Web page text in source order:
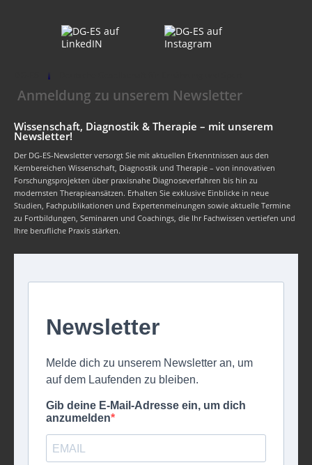
Anmeldung zu unserem Newsletter
Wissenschaft, Diagnostik & Therapie – mit unserem
Newsletter!
Der DG-ES-Newsletter versorgt Sie mit aktuellen Erkenntnissen aus den
Kernbereichen Wissenschaft, Diagnostik und Therapie – von innovativen
Forschungsprojekten über praxisnahe Diagnoseverfahren bis hin zu
modernsten Therapieansätzen. Erhalten Sie exklusive Einblicke in neue
Studien, Fachpublikationen und Expertenmeinungen sowie aktuelle Termine
zu Fortbildungen, Seminaren und Coachings, die Ihr Fachwissen vertiefen und
Ihre berufliche Praxis stärken.